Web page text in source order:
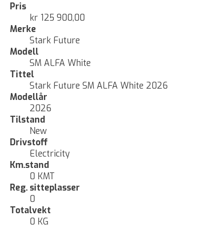
Pris
kr 125 900,00
Merke
Stark Future
Modell
SM ALFA White
Tittel
Stark Future SM ALFA White 2026
Modellår
2026
Tilstand
New
Drivstoff
Electricity
Km.stand
0 KMT
Reg. sitteplasser
0
Totalvekt
0 KG